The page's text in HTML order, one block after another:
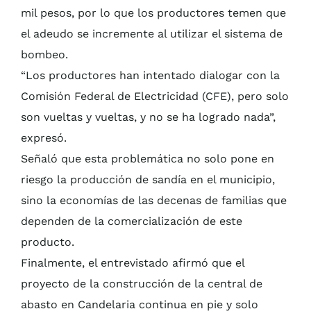
mil pesos, por lo que los productores temen que
el adeudo se incremente al utilizar el sistema de
bombeo.
“Los productores han intentado dialogar con la
Comisión Federal de Electricidad (CFE), pero solo
son vueltas y vueltas, y no se ha logrado nada”,
expresó.
Señaló que esta problemática no solo pone en
riesgo la producción de sandía en el municipio,
sino la economías de las decenas de familias que
dependen de la comercialización de este
producto.
Finalmente, el entrevistado afirmó que el
proyecto de la construcción de la central de
abasto en Candelaria continua en pie y solo